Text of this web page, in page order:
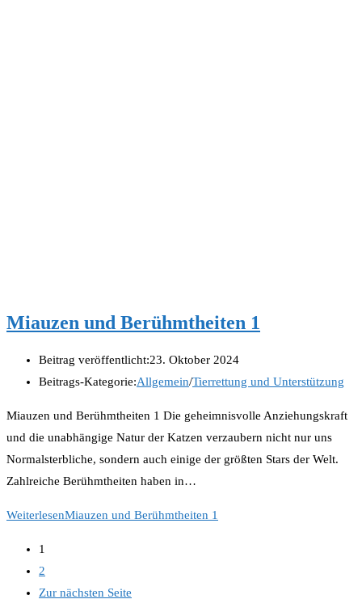
Miauzen und Berühmtheiten 1
Beitrag veröffentlicht:23. Oktober 2024
Beitrags-Kategorie:Allgemein/Tierrettung und Unterstützung
Miauzen und Berühmtheiten 1 Die geheimnisvolle Anziehungskraft
und die unabhängige Natur der Katzen verzaubern nicht nur uns
Normalsterbliche, sondern auch einige der größten Stars der Welt.
Zahlreiche Berühmtheiten haben in…
WeiterlesenMiauzen und Berühmtheiten 1
1
2
Zur nächsten Seite